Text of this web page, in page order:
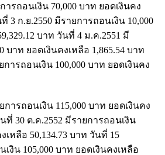
ารถอนเงิน 70,000 บาท ยอดเงินคง
3 ก.ย.2550 มีรายการถอนเงิน 10,000
บาท วันที่ 4 ม.ค.2551 มี
บาท ยอดเงินคงเหลือ 1,865.54 บาท
ารถอนเงิน 100,000 บาท ยอดเงินคง
ารถอนเงิน 115,000 บาท ยอดเงินคง
ที่ 30 ต.ค.2552 มีรายการถอนเงิน
เหลือ 50,134.73 บาท วันที่ 15
งิน 105,000 บาท ยอดเงินคงเหลือ